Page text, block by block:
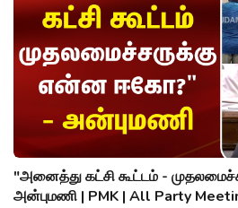
"அனைத்து கட்சி கூட்டம் -
அன்புமணி | PMK | All Party